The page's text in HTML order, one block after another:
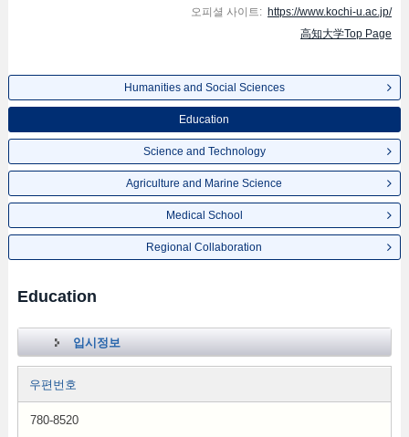
오피셜 사이트: https://www.kochi-u.ac.jp/
高知大学Top Page
Humanities and Social Sciences
Education
Science and Technology
Agriculture and Marine Science
Medical School
Regional Collaboration
Education
입시정보
우편번호
780-8520